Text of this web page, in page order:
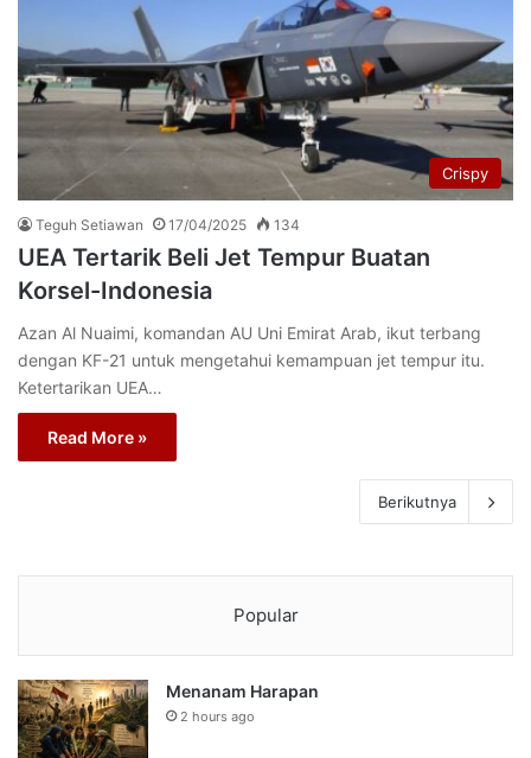
Crispy
Teguh Setiawan 17/04/2025 134
UEA Tertarik Beli Jet Tempur Buatan
Korsel-Indonesia
Azan Al Nuaimi, komandan AU Uni Emirat Arab, ikut terbang
dengan KF-21 untuk mengetahui kemampuan jet tempur itu.
Ketertarikan UEA…
Read More »
Berikutnya
Popular
Menanam Harapan
2 hours ago